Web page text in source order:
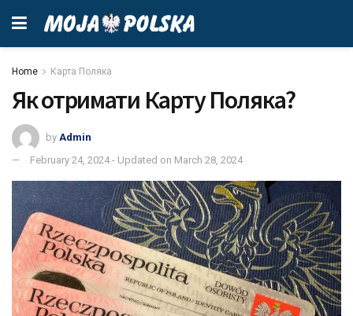
Home Карта Поляка
Як отримати Карту Поляка?
by Admin
February 24, 2024 - Updated on March 28, 2024